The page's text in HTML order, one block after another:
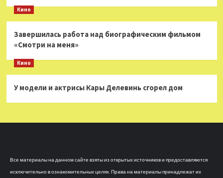
Кино
Завершилась работа над биографическим фильмом
«Смотри на меня»
Кино
У модели и актрисы Кары Делевинь сгорел дом
Все материалы на данном сайте взяты из открытых источников и предоставляются
исключительно в ознакомительных целях. Права на материалы принадлежат их